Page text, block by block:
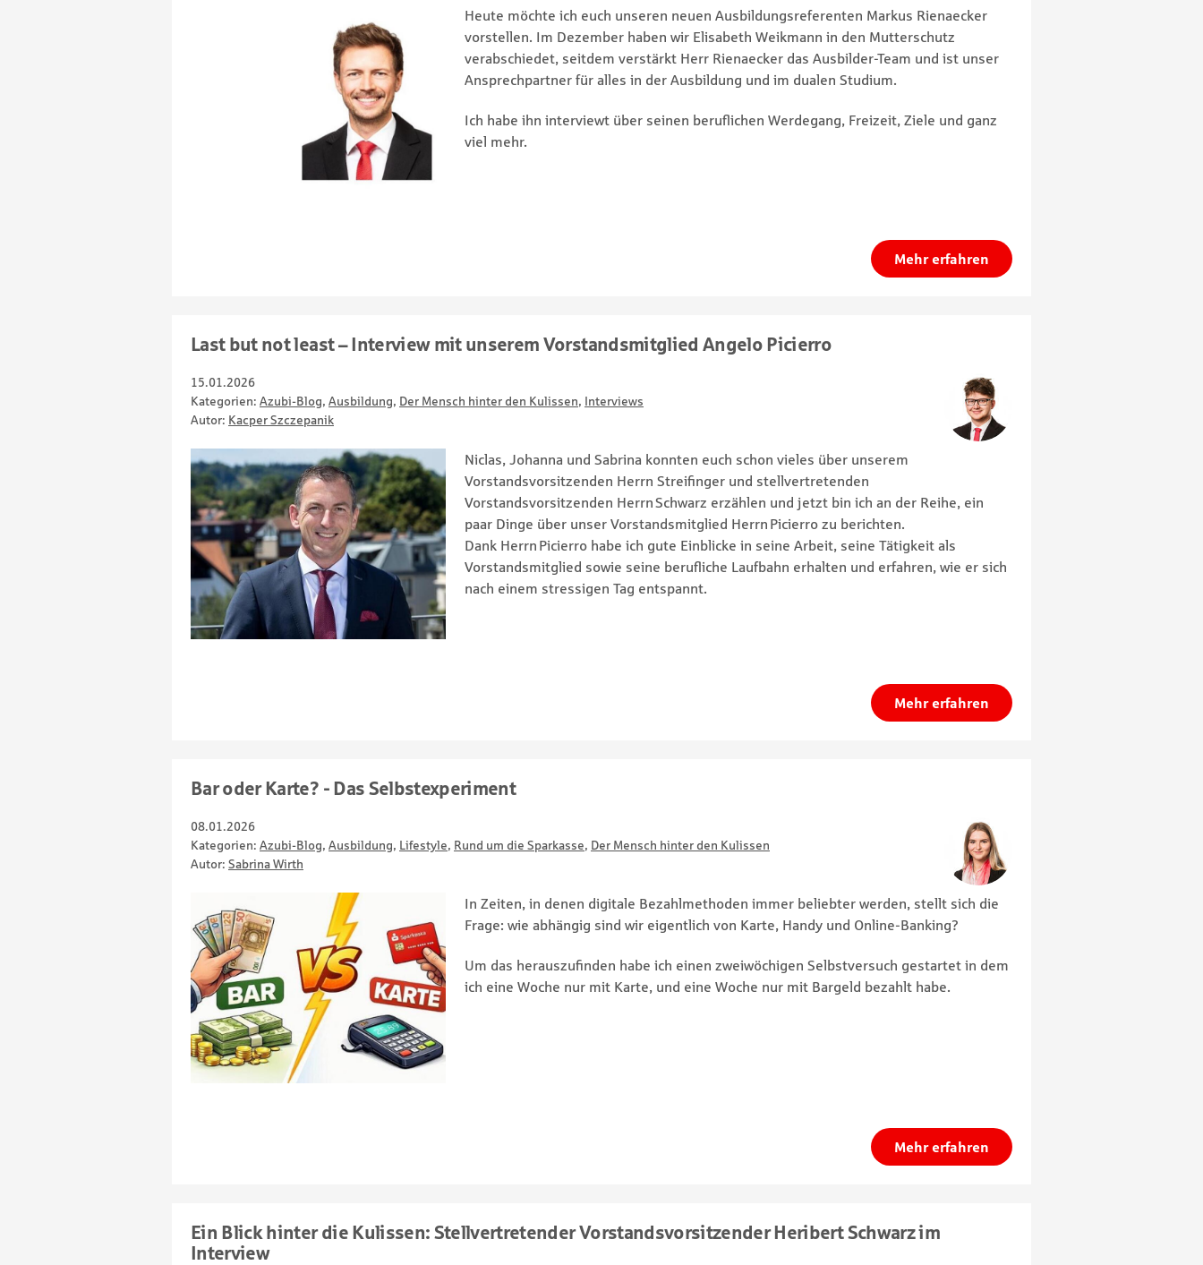
Heute möchte ich euch unseren neuen Ausbildungsreferenten Markus Rienaecker
vorstellen. Im Dezember haben wir Elisabeth Weikmann in den Mutterschutz
verabschiedet, seitdem verstärkt Herr Rienaecker das Ausbilder-Team und ist unser
Ansprechpartner für alles in der Ausbildung und im dualen Studium.
Ich habe ihn interviewt über seinen beruflichen Werdegang, Freizeit, Ziele und ganz
viel mehr.
Mehr erfahren
Last but not least – Interview mit unserem Vorstandsmitglied Angelo Picierro
15.01.2026
Kategorien: Azubi-Blog, Ausbildung, Der Mensch hinter den Kulissen, Interviews
Autor: Kacper Szczepanik
Niclas, Johanna und Sabrina konnten euch schon vieles über unserem
Vorstandsvorsitzenden Herrn Streifinger und stellvertretenden
Vorstandsvorsitzenden Herrn Schwarz erzählen und jetzt bin ich an der Reihe, ein
paar Dinge über unser Vorstandsmitglied Herrn Picierro zu berichten.
Dank Herrn Picierro habe ich gute Einblicke in seine Arbeit, seine Tätigkeit als
Vorstandsmitglied sowie seine berufliche Laufbahn erhalten und erfahren, wie er sich
nach einem stressigen Tag entspannt.
Mehr erfahren
Bar oder Karte? - Das Selbstexperiment
08.01.2026
Kategorien: Azubi-Blog, Ausbildung, Lifestyle, Rund um die Sparkasse, Der Mensch hinter den Kulissen
Autor: Sabrina Wirth
In Zeiten, in denen digitale Bezahlmethoden immer beliebter werden, stellt sich die
Frage: wie abhängig sind wir eigentlich von Karte, Handy und Online-Banking?
Um das herauszufinden habe ich einen zweiwöchigen Selbstversuch gestartet in dem
ich eine Woche nur mit Karte, und eine Woche nur mit Bargeld bezahlt habe.
Mehr erfahren
Ein Blick hinter die Kulissen: Stellvertretender Vorstandsvorsitzender Heribert Schwarz im
Interview